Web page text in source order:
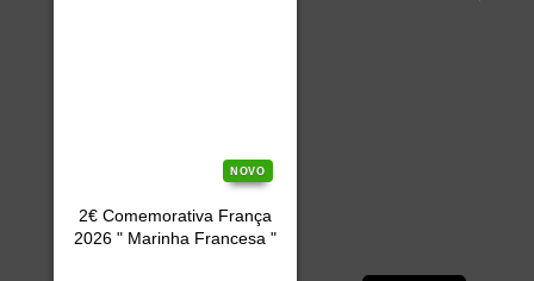
NOVO
2€ Comemorativa França
2026 " Marinha Francesa "